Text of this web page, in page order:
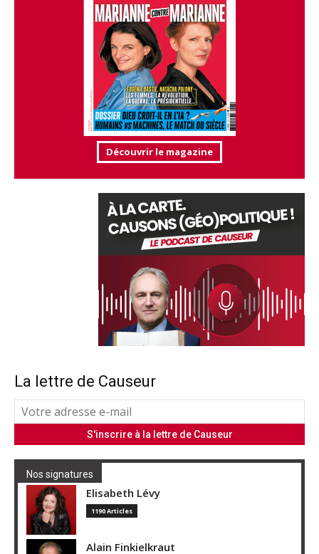
Découvrir le magazine
La lettre de Causeur
Nos signatures
Elisabeth Lévy
1190 Articles
Alain Finkielkraut